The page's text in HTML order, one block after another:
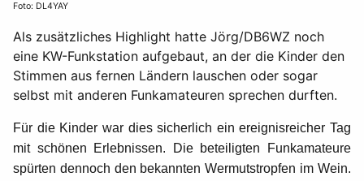
Foto: DL4YAY
Als zusätzliches Highlight hatte Jörg/DB6WZ noch
eine KW-Funkstation aufgebaut, an der die Kinder den
Stimmen aus fernen Ländern lauschen oder sogar
selbst mit anderen Funk­amateuren sprechen durften.
Für die Kinder war dies sicherlich ein ereignisreicher Tag
mit schönen Erlebnissen. Die be­teiligten Funkamateure
spürten dennoch den bekannten Wermutstropfen im Wein.